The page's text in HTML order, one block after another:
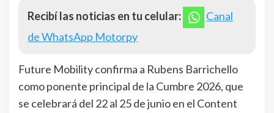
Recibí las noticias en tu celular:
Canal
de WhatsApp Motorpy
Future Mobility confirma a Rubens Barrichello
como ponente principal de la Cumbre 2026, que
se celebrará del 22 al 25 de junio en el Content